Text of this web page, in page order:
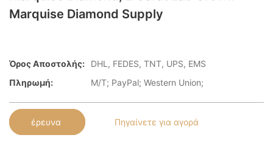
Marquise Diamond Supply
Όρος Αποστολής:
DHL, FEDES, TNT, UPS, EMS
Πληρωμή:
Μ/Τ; PayPal; Western Union;
έρευνα Πηγαίνετε για αγορά